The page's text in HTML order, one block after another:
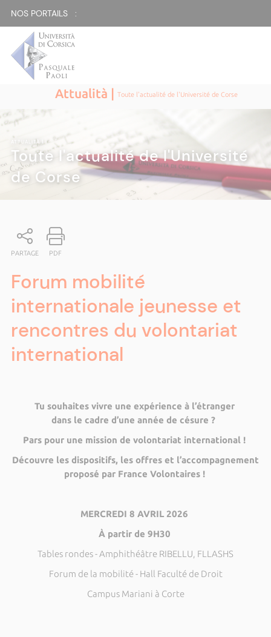
NOS PORTAILS :
Attualità |Toute l'actualité de l'Université de Corse
ATTUALITÀ|
Toute l'actualité de l'Université
de Corse
PARTAGE PDF
Forum mobilité
internationale jeunesse et
rencontres du volontariat
international
Tu souhaites vivre une expérience à l’étranger
dans le cadre d’une année de césure ?
Pars pour une mission de volontariat international !
Découvre les dispositifs, les offres et l’accompagnement
proposé par France Volontaires !
MERCREDI 8 AVRIL 2026
À partir de 9H30
Tables rondes - Amphithéâtre RIBELLU, FLLASHS
Forum de la mobilité - Hall Faculté de Droit
Campus Mariani à Corte